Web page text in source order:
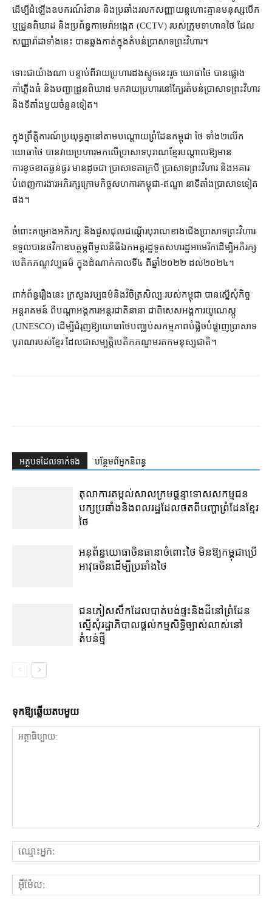
ដើម្បី​ដំឡើង​ឧបករណ៍​រំខាន និង​ប្រឆាំង​រលក​សញ្ញា​យន្តហោះ​គ្មាន​មនុស្ស​បើក
ឬ​ដ្រូន​ពិឃាដ និង​ប្រព័ន្ធ​កាមេរ៉ា​អង្កេត (CCTV) របស់​ក្រុម​ទាហាន​ថៃ ដែល​
សញ្ញា​រ៉ាដា​ទាំងនេះ បាន​ឆ្លងកាត់​ក្នុង​តំបន់​ប្រាសាទព្រះវិហារ។
ទោះជា​យ៉ាងណា បន្ទាប់ពី​វាយប្រហារ​ដង​ស្ទូច​នេះ​រួច យោធា​ថៃ បាន​ផ្លោង​
កាំភ្លើង​ធំ និង​បញ្ជា​ដ្រូន​ពិឃាដ មក​វាយប្រហារ​នៅ​ក្បែរ​តំបន់​ប្រាសាទព្រះវិហារ
និង​ទីតាំង​មួយ​ចំនួន​ទៀត។
ក្នុង​ព្រឹត្តិការណ៍​ប្រយុទ្ធ​គ្នា​នៅ​តាម​បណ្ដោយ​ព្រំដែន​កម្ពុជា ថៃ ទាំង​២​លើក
យោធា​ថៃ បាន​វាយប្រហារ​មក​លើ​ប្រាសាទបុរាណ​ខ្មែរ​បណ្ដាល​ឱ្យ​មាន​
ការខូចខាត​ធ្ងន់ធ្ងរ មាន​ដូចជា ប្រាសាទ​តាក្របី ប្រាសាទព្រះវិហារ និង​អគារ​
បំពេញការងារ​អភិរក្ស​ក្រោម​កិច្ចសហការ​កម្ពុជា​-​ឥណ្ឌា នាទី​តាំង​ប្រាសាទ​ទៀត​
ផង។
ចំពោះ​គម្រោង​អភិរក្ស និង​ជួសជុល​ជណ្តើរ​បុរាណ​ខាងជើង​ប្រាសាទ​ព្រះវិហារ
ទទួល​បាន​ថវិកា​ឧបត្ថម្ភ​ពី​មូលនិធិ​ឯកអគ្គរដ្ឋទូត​សហរដ្ឋ​អាមេរិក​ដើម្បី​អភិរក្ស​
បេតិកភណ្ឌ​វប្បធម៌ ក្នុង​ដំណាក់កាល​ទី៤ ​​ពី​ឆ្នាំ​២០២២ ដល់​២០២៤។
ពាក់ព័ន្ធ​រឿង​នេះ ក្រសួង​វប្បធម៌​និង​វិចិត្រសិល្បៈ​របស់​កម្ពុជា បាន​ស្នើ​សុំ​កិច្ច​
អន្តរាគមន៍ ពី​បណ្ដា​អង្គការ​អន្តរជាតិ​នានា ជាពិសេស​អង្គការ​យូណេស្កូ
(UNESCO) ដើម្បី​ជំរុញ​ឱ្យ​យោធា​ថៃ​បញ្ឈប់​សកម្មភាព​បំផ្លិចបំផ្លាញ​ប្រាសាទ
បុរាណ​របស់​ខ្មែរ ដែល​ជា​សម្បត្តិ​បេតិកភណ្ឌ​មរតក​មនុស្សជាតិ។
អត្ថបទ​ដែល​ទាក់ទង បន្ថែម​ពី​អ្នកនិពន្ធ
តុលាការ​តម្កល់​សាលក្រម​ផ្ដន្ទាទោស​សកម្មជន​
បក្ស​ប្រឆាំង​និង​ពលរដ្ឋ​ដែល​ថត​ពី​បញ្ហា​ព្រំដែន​ខ្មែរ​
ថៃ
អនុព័ន្ធយោធា​ចិន​ធានា​ចំពោះ​ថៃ មិន​ឱ្យ​កម្ពុជា​ប្រើ​
អាវុធ​ចិន​ដើម្បី​ប្រឆាំង​ថៃ ​
ជនភៀសសឹក​ដែល​បាត់បង់​ផ្ទះ​និង​ដី​នៅ​ព្រំដែន​
ស្នើសុំ​រដ្ឋាភិបាល​ផ្តល់​កម្មសិទ្ធិ​ច្បាស់លាស់​នៅ​
តំបន់​ថ្មី
ទុក​ឱ្យ​ឆ្លើយ​តប​មួយ